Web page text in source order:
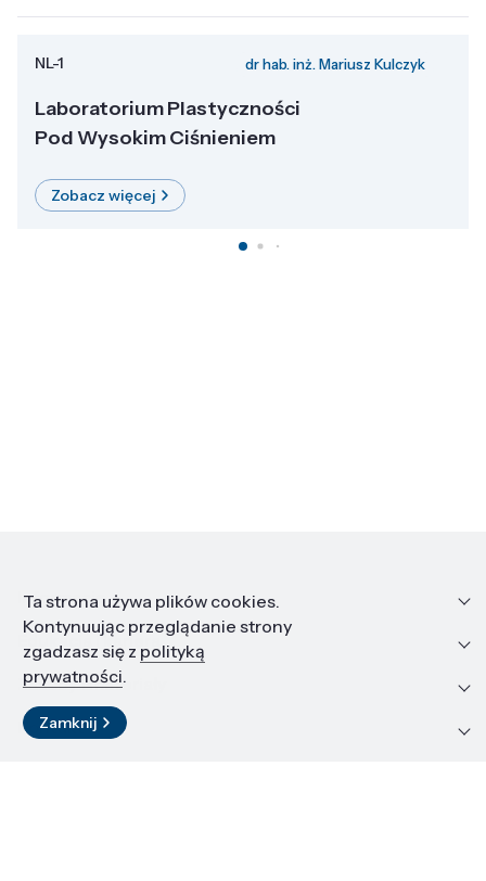
NL-1 dr hab. inż. Mariusz Kulczyk
Laboratorium Plastyczności
Pod Wysokim Ciśnieniem
Zobacz więcej
Informacje
Edukacja i kariera
Zasoby i materiały
Kontakt
Ta strona używa plików cookies.
Kontynuując przeglądanie strony
zgadzasz się z polityką
prywatności.
Zamknij